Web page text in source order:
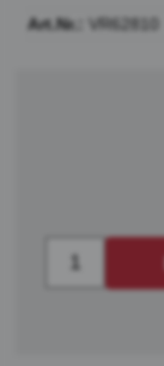
Art.Nr.: VR62810